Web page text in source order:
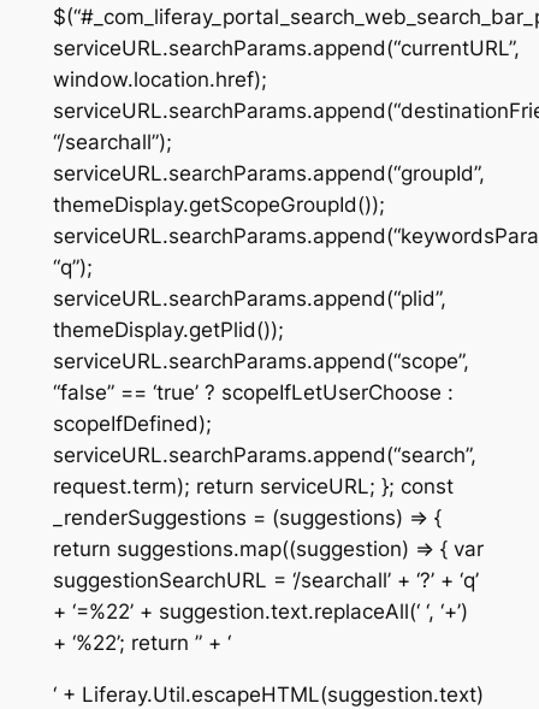
serviceURL.searchParams.append(“currentURL”,
window.location.href);
“/searchall”);
serviceURL.searchParams.append(“groupId”,
themeDisplay.getScopeGroupId());
“q”);
serviceURL.searchParams.append(“plid”,
themeDisplay.getPlid());
serviceURL.searchParams.append(“scope”,
“false” == ‘true’ ? scopeIfLetUserChoose :
scopeIfDefined);
serviceURL.searchParams.append(“search”,
request.term); return serviceURL; }; const
_renderSuggestions = (suggestions) => {
return suggestions.map((suggestion) => { var
suggestionSearchURL = ‘/searchall’ + ‘?’ + ‘q’
+ ‘=%22’ + suggestion.text.replaceAll(‘ ‘, ‘+’)
+ ‘%22’; return ” + ‘
‘ + Liferay.Util.escapeHTML(suggestion.text)